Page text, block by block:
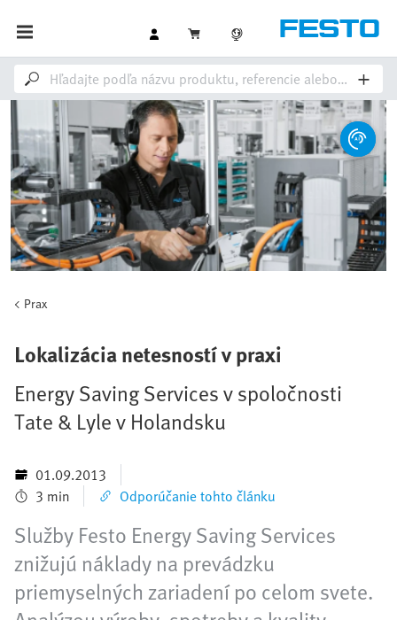
Prax
Lokalizácia netesností v praxi
Energy Saving Services v spoločnosti
Tate & Lyle v Holandsku
01.09.2013
3 min
Odporúčanie tohto článku
Služby Festo Energy Saving Services
znižujú náklady na prevádzku
priemyselných zariadení po celom svete.